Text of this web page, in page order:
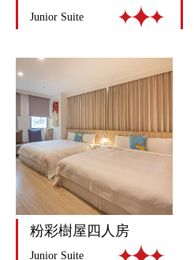
Junior Suite
粉彩樹屋四人房
Junior Suite